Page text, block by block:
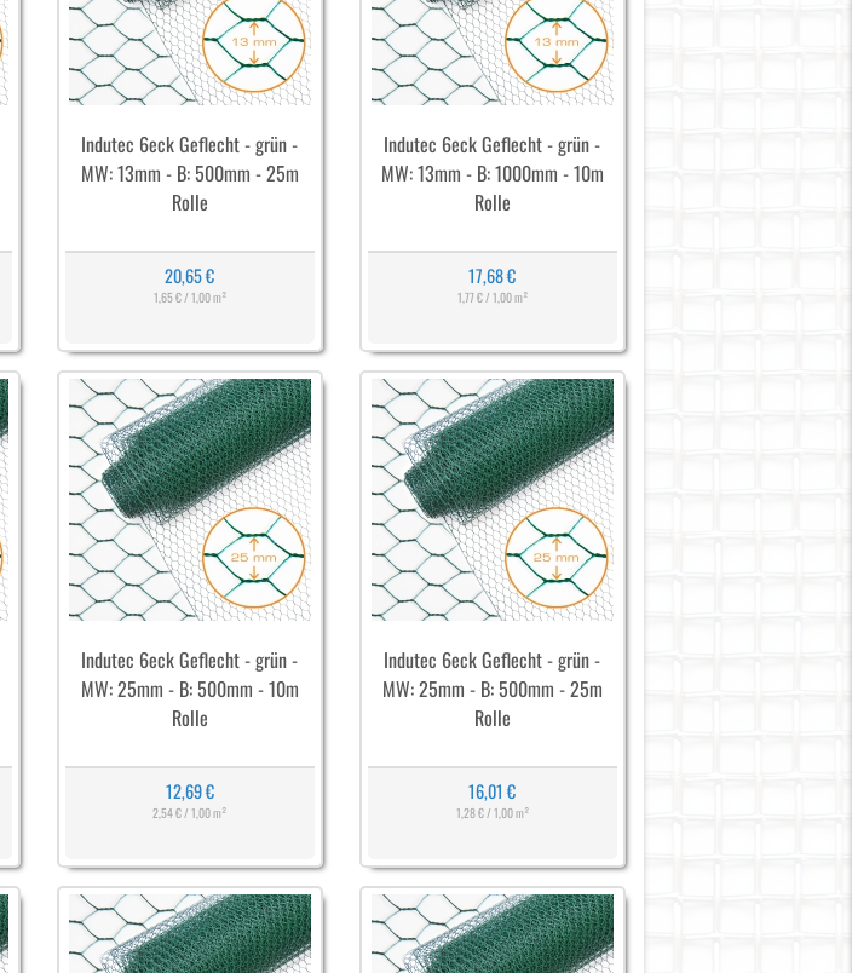
Indutec 6eck Geflecht - grün -
MW: 13mm - B: 500mm - 25m
Rolle
20,65 €
1,65 € / 1,00 m²
Indutec 6eck Geflecht - grün -
MW: 13mm - B: 1000mm - 10m
Rolle
17,68 €
1,77 € / 1,00 m²
Indutec 6eck Geflecht - grün -
MW: 25mm - B: 500mm - 10m
Rolle
12,69 €
2,54 € / 1,00 m²
Indutec 6eck Geflecht - grün -
MW: 25mm - B: 500mm - 25m
Rolle
16,01 €
1,28 € / 1,00 m²